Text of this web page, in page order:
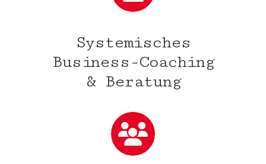
Systemisches
Business-Coaching
& Beratung